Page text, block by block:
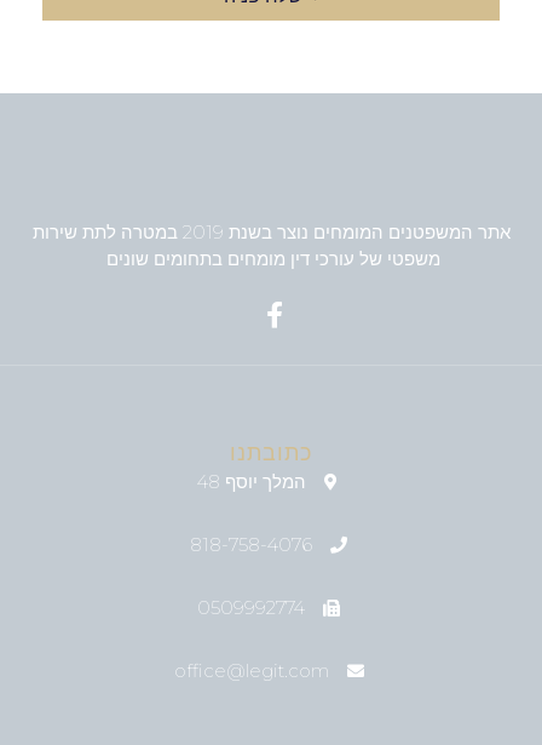
אתר המשפטנים המומחים נוצר בשנת 2019 במטרה לתת שירות
משפטי של עורכי דין מומחים בתחומים שונים
כתובתנו
המלך יוסף 48
818-758-4076
0509992774
office@legit.com